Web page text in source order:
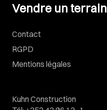
Vendre un terrain
Contact
RGPD
Mentions légales
Kuhn Construction